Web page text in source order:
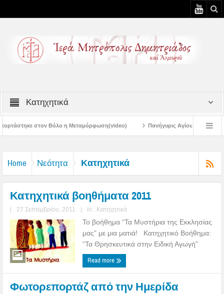
Κατηχητικά
η Μεταμόρφωση(video) Πανήγυρις Αγίου Καλλινίκου Μητροπολίτου Εδέσσης
Home Νεότητα Κατηχητικά
Κατηχητικά βοηθήματα 2011
| 27 Σεπτεμβρίου, 2011 | in : Κατηχητικά
Το βοήθημα “Τα Μυστήρια της Εκκλησίας
μας” με μια ματιά! Κατηχητικό Βοήθημα:
“Τα Θρησκευτικά στην Ειδική Αγωγή”
Read more
Φωτορεπορτάζ από την Ημερίδα